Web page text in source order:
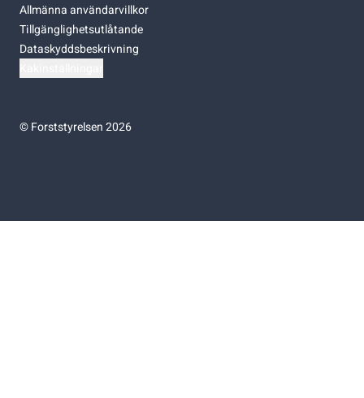
Allmänna användarvillkor
Tillgänglighetsutlåtande
Dataskyddsbeskrivning
©Forststyrelsen 2026